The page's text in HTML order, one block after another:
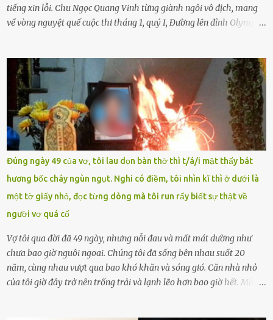
tiếng xin lỗi. Chu Ngọc Quang Vinh từng giành ngôi vô địch, mang
về vòng nguyệt quế cuộc thi tháng 1, quý I, Đường lên đỉnh Olympia.
chưa phù hợp, gây xôn xao, bức xúc trong dư luận. Ngay sau đó,
Trường THPT Chuyên Nguyễn Tất Thành báo cáo xác nhận tài
khoản Chu Vinh là của học sinh Chu Ngọc Quang Vinh, lớp 12 Anh
của nhà trường. Nam sinh này từng giành ngôi vô địch, mang về
vòng nguyệt quế cuộc thi tháng 1, quý I, Đường lên đỉnh Olympia
năm thứ 24. Quá trình giáo dục, học sinh Chu Ngọc Quang Vinh đã
nhận thức được nội dung bài viết của bản thân trên mạng xã hội
ngày 1.9 là chưa phù hợp nên đã chủ động gỡ bài viết và đăng bài
xin lỗi trên trang Facebook cá nhân. Chu Ngọc Quang Vinh làm việc
với cơ quan chức năng. Ảnh: Đơn vị cung...
Đúng ngày 49 của vợ, tôi lau dọn bàn thờ thì t/á/i mặt thấy bát
hương bốc cháy ngùn ngụt. Nghi có điềm, tôi nhìn kĩ thì ở dưới là
một tờ giấy nhỏ, đọc từng dòng mà tôi run rẩy biết sự thật về
người vợ quá cố
Vợ tôi qua đời đã 49 ngày, nhưng nỗi đau và mất mát dường như
chưa bao giờ nguôi ngoai. Chúng tôi đã sống bên nhau suốt 20
năm, cùng nhau vượt qua bao khó khăn và sóng gió. Căn nhà nhỏ
của tôi giờ đây trở nên trống trải và lạnh lẽo hơn bao giờ hết. Mỗi